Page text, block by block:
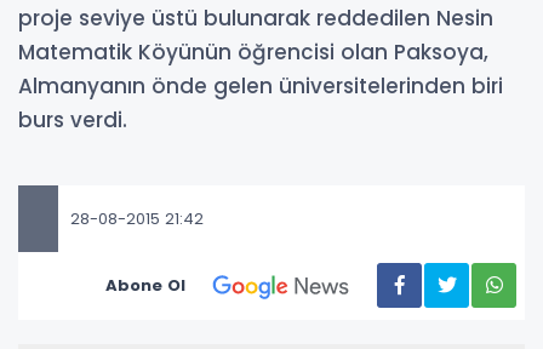
proje seviye üstü bulunarak reddedilen Nesin
Matematik Köyünün öğrencisi olan Paksoya,
Almanyanın önde gelen üniversitelerinden biri
burs verdi.
28-08-2015 21:42
Abone Ol